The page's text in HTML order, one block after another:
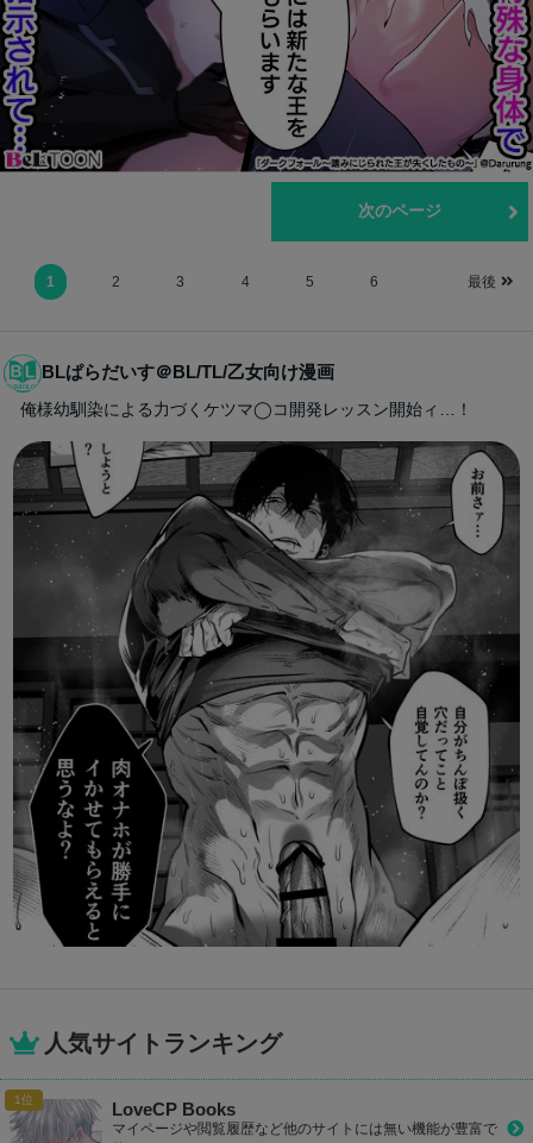
次のページ
1 2 3 4 5 6 最後
BLぱらだいす＠BL/TL/乙女向け漫画
俺様幼馴染による力づくケツマ◯コ開発レッスン開始ィ…！
人気サイトランキング
LoveCP Books
マイページや閲覧履歴など他のサイトには無い機能が豊富で